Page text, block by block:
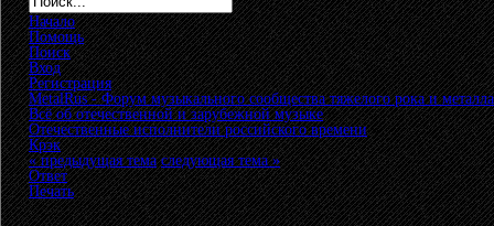
Начало
Помощь
Поиск
Вход
Регистрация
MetalRus - Форум музыкального сообщества тяжелого рока и металла
Всё об отечественной и зарубежной музыке»
Отечественные исполнители российского времени»
Крэк
« предыдущая тема следующая тема »
Ответ
Печать